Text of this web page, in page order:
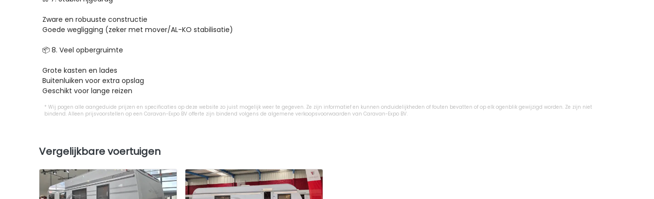
Zware en robuuste constructie
Goede wegligging (zeker met mover/AL-KO stabilisatie)
📦 8. Veel opbergruimte
Grote kasten en lades
Buitenluiken voor extra opslag
Geschikt voor lange reizen
Wij pogen alle aangeduide prijzen en specificaties op deze website zo juist mogelijk weer te gegeven. Ze zijn informatief en kunnen onduidelijkheden of fouten bevatten of op elk ogenblik gewijzigd worden. Ze zijn niet
bindend. Alleen prijsvoorstellen op een Caravan-Expo BV offerte zijn bindend volgens de algemene verkoopsvoorwaarden van Caravan-Expo BV.
Vergelijkbare voertuigen